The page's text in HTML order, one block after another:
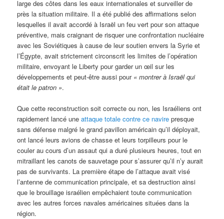
large des côtes dans les eaux internationales et surveiller de
près la situation militaire. Il a été publié des affirmations selon
lesquelles il avait accordé à Israël un feu vert pour son attaque
préventive, mais craignant de risquer une confrontation nucléaire
avec les Soviétiques à cause de leur soutien envers la Syrie et
l’Égypte, avait strictement circonscrit les limites de l’opération
militaire, envoyant le Liberty pour garder un œil sur les
développements et peut-être aussi pour «montrer à Israël qui
était le patron ».
Que cette reconstruction soit correcte ou non, les Israéliens ont
rapidement lancé uneattaque totale contre ce navire presque
sans défense malgré le grand pavillon américain qu’il déployait,
ont lancé leurs avions de chasse et leurs torpilleurs pour le
couler au cours d’un assaut qui a duré plusieurs heures, tout en
mitraillant les canots de sauvetage pour s’assurer qu’il n’y aurait
pas de survivants. La première étape de l’attaque avait visé
l’antenne de communication principale, et sa destruction ainsi
que le brouillage israélien empêchaient toute communication
avec les autres forces navales américaines situées dans la
région.